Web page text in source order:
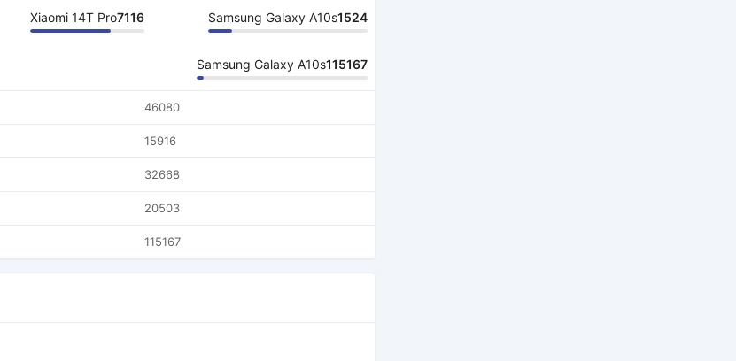
Xiaomi 14T Pro7116 Samsung Galaxy A10s1524
Samsung Galaxy A10s115167
46080
15916
32668
20503
115167